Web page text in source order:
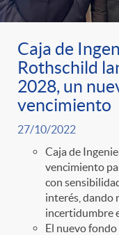
Caja de
Rothschild
2028, un
vencimiento
27/10/2022
Caja de
vencimiento
con
interés, dando
incertidumbre
El nuevo